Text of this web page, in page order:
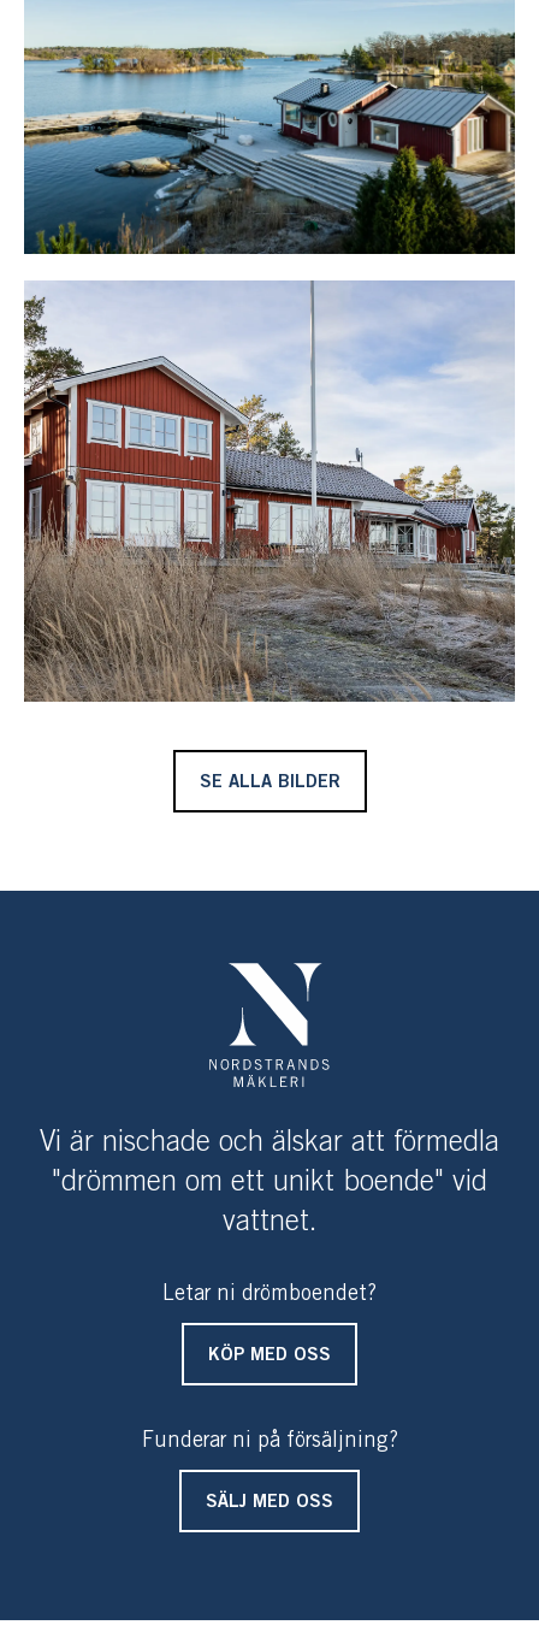
inredd källarvåning som idag används som tv-rum. Vid
entréplan finns två separata ingångar. Masterbedroom
har härlig sjöutsikt, klädkammare och eget stort badrum
med dusch, handfat och rymligt badkar med sjöutsikt. I
köket finns kamin, matplats, köksö i öppen planlösning
med stora fönsterpartier med utgång till altanen mot
vattnet. Sällskapsrummet som ligger i anslutning till
köket erbjuder gott om plats för soff- och matgrupp och
murad öppen spis, egen utgång till den stora altanen.
god förvaring. På övre plan finns också 2 sovrum, samt
ett badrum med dusch, handfat och toalett.
Huset källare har använts som tv-rum. Från källarens tv-
rum nås husets alla anläggningar så som
bergvärmecentralen, och avsaltningsanläggningen.
Fastigheten har även installerat ett reningsverk av större
modell från Topas.
Det finns mycket mer att säga om denna unika och
fantastiska plats, men den måste upplevas på plats.
Välkommen att kontakta Theo Dietz på 070-7444443
för personlig visning!
SE ALLA BILDER
Vi är nischade och älskar att förmedla
"drömmen om ett unikt boende" vid
vattnet.
Letar ni drömboendet?
KÖP MED OSS
Funderar ni på försäljning?
SÄLJ MED OSS